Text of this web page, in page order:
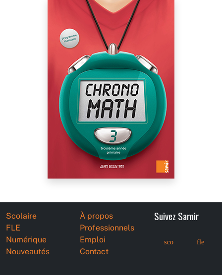
Scolaire
FLE
Numérique
Nouveautés
À propos
Professionnels
Emploi
Contact
Suivez Samir
sco fle